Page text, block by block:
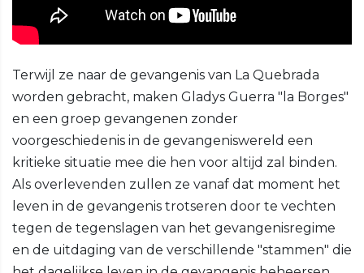
Terwijl ze naar de gevangenis van La Quebrada
worden gebracht, maken Gladys Guerra "la Borges"
en een groep gevangenen zonder
voorgeschiedenis in de gevangeniswereld een
kritieke situatie mee die hen voor altijd zal binden.
Als overlevenden zullen ze vanaf dat moment het
leven in de gevangenis trotseren door te vechten
tegen de tegenslagen van het gevangenisregime
en de uitdaging van de verschillende "stammen" die